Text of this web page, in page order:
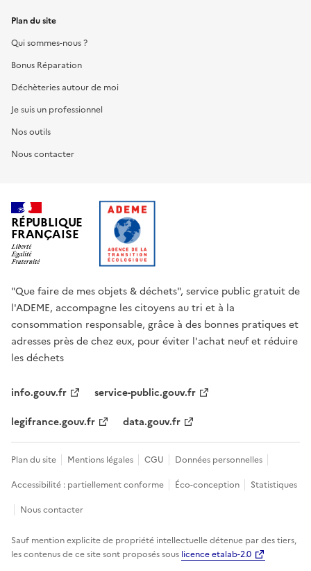
Plan du site
Qui sommes-nous ?
Bonus Réparation
Déchèteries autour de moi
Je suis un professionnel
Nos outils
Nous contacter
RÉPUBLIQUE
FRANÇAISE
"Que faire de mes objets & déchets", service public gratuit de
l'ADEME, accompagne les citoyens au tri et à la
consommation responsable, grâce à des bonnes pratiques et
adresses près de chez eux, pour éviter l'achat neuf et réduire
les déchets
info.gouv.fr
service-public.gouv.fr
legifrance.gouv.fr
data.gouv.fr
Plan du site Mentions légales CGU
Données personnelles
Accessibilité : partiellement conforme
Éco-conception
Statistiques
Nous contacter
Sauf mention explicite de propriété intellectuelle détenue par des tiers,
les contenus de ce site sont proposés sous licence etalab-2.0